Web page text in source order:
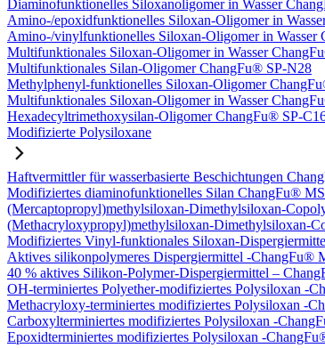
Diaminofunktionelles Siloxanoligomer in Wasser
Amino-/epoxidfunktionelles Siloxan-Oligomer in
Amino-/vinylfunktionelles Siloxan-Oligomer in
Multifunktionales Siloxan-Oligomer in Wasser
Multifunktionales Silan-Oligomer ChangFu® SP-N28
Methylphenyl-funktionelles Siloxan-Oligomer
Multifunktionales Siloxan-Oligomer in Wasser
Hexadecyltrimethoxysilan-Oligomer ChangFu® SP-
Modifizierte Polysiloxane
Haftvermittler für wasserbasierte Beschichtungen
Modifiziertes diaminofunktionelles Silan ChangFu®
(Mercaptopropyl)methylsiloxan-Dimethylsiloxan-
(Methacryloxypropyl)methylsiloxan-Dimethylsiloxan-
Modifiziertes Vinyl-funktionales Siloxan-
Aktives silikonpolymeres Dispergiermittel -ChangFu®
40 % aktives Silikon-Polymer-Dispergiermittel –
OH-terminiertes Polyether-modifiziertes Polysiloxan -
Methacryloxy-terminiertes modifiziertes Polysiloxan -
Carboxylterminiertes modifiziertes Polysiloxan -
Epoxidterminiertes modifiziertes Polysiloxan -